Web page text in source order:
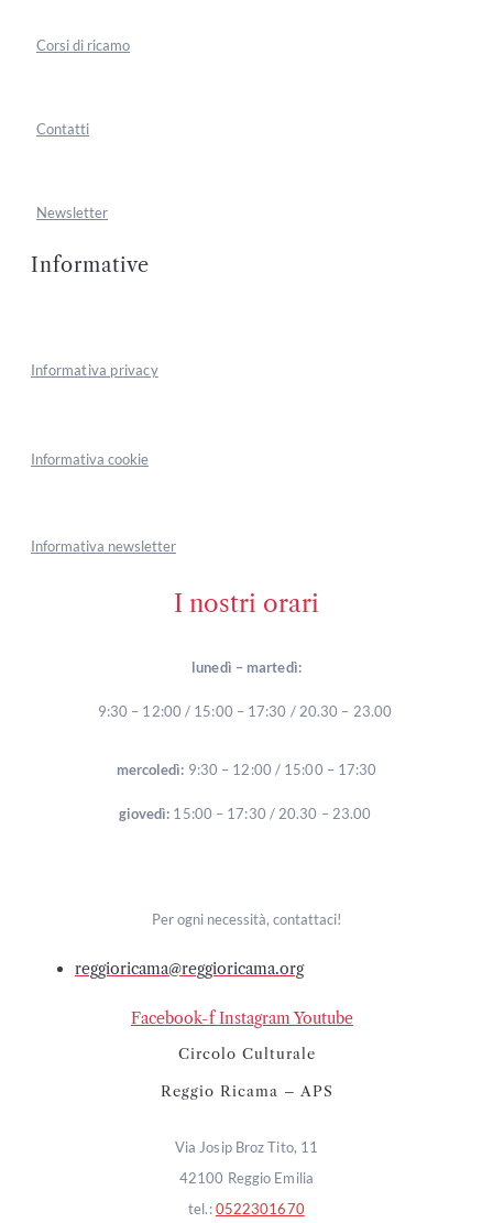
Corsi di ricamo
Contatti
Newsletter
Informative
Informativa privacy
Informativa cookie
Informativa newsletter
I nostri orari
lunedì – martedì:
9:30 – 12:00 / 15:00 – 17:30 / 20.30 – 23.00
mercoledì: 9:30 – 12:00 / 15:00 – 17:30
giovedì: 15:00 – 17:30 / 20.30 – 23.00
Per ogni necessità, contattaci!
reggioricama@reggioricama.org
Facebook-f Instagram Youtube
Circolo Culturale
Reggio Ricama – APS
Via Josip Broz Tito, 11
42100 Reggio Emilia
tel.:0522301670